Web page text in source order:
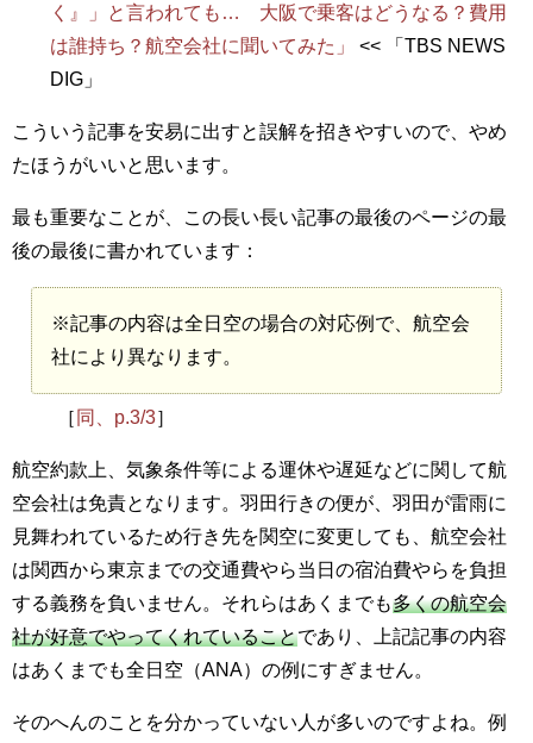
く』」と言われても… 大阪で乗客はどうなる？費用
は誰持ち？航空会社に聞いてみた」
<< 「TBS NEWS
DIG」
こういう記事を安易に出すと誤解を招きやすいので、やめ
たほうがいいと思います。
最も重要なことが、この長い長い記事の最後のページの最
後の最後に書かれています：
※記事の内容は全日空の場合の対応例で、航空会
社により異なります。
［ 同、p.3/3］
航空約款上、気象条件等による運休や遅延などに関して航
空会社は免責となります。羽田行きの便が、羽田が雷雨に
見舞われているため行き先を関空に変更しても、航空会社
は関西から東京までの交通費やら当日の宿泊費やらを負担
する義務を負いません。それらはあくまでも多くの航空会
社が好意でやってくれていることであり、上記記事の内容
はあくまでも全日空（ANA）の例にすぎません。
そのへんのことを分かっていない人が多いのですよね。例